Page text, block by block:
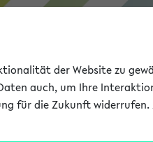
der Website zu
auch, um Ihre
für die Zukunft widerrufen.